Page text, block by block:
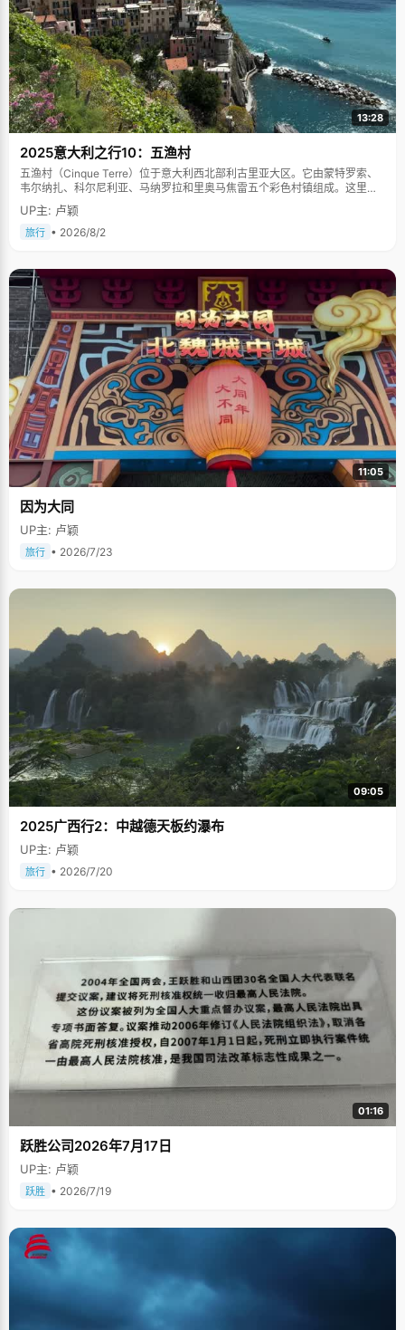
13:28
2025意大利之行10：五渔村
五渔村（Cinque Terre）位于意大利西北部利古里亚大区。它由蒙特罗索、
韦尔纳扎、科尔尼利亚、马纳罗拉和里奥马焦雷五个彩色村镇组成。这里依
山傍海，房屋色彩斑斓，1997年被列为世界文化遗产。
UP主: 卢颖
旅行 • 2026/8/2
11:05
因为大同
UP主: 卢颖
旅行 • 2026/7/23
09:05
2025广西行2：中越德天板约瀑布
UP主: 卢颖
旅行 • 2026/7/20
01:16
跃胜公司2026年7月17日
UP主: 卢颖
跃胜 • 2026/7/19